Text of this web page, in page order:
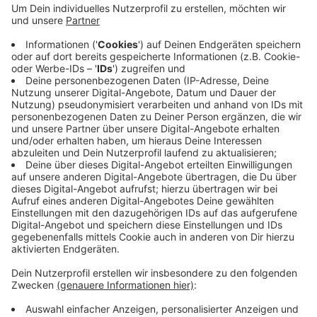
Sie beteiligen sich an einem Demonstrationszug. Er
startet um 16 Uhr am Olfener Stadtpark gegenüber
dem Marienheim in der Oststraße und endet mit einer
Kundgebung auf dem Marktplatz. Die Organisatoren
rechnen mit mehreren hundert Teilnehmern. In einer
Woche gibt es eine ähnliche Demo in Billerbeck.
Anzeige